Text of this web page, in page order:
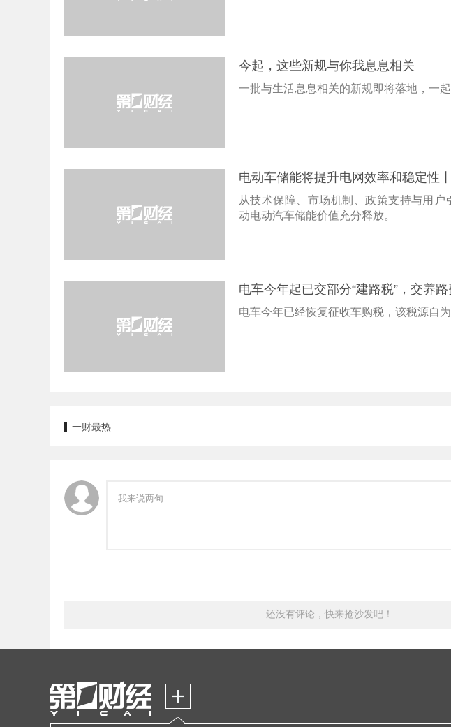
今起，这些新规与你我息息相关
一批与生活息息相关的新规即将落地，一起
电动车储能将提升电网效率和稳定性
从技术保障、市场机制、政策支持与用
动电动汽车储能价值充分释放。
电车今年起已交部分“建路税”，交养
电车今年已经恢复征收车购税，该税源自
一财最热
还没有评论，快来抢沙发吧！